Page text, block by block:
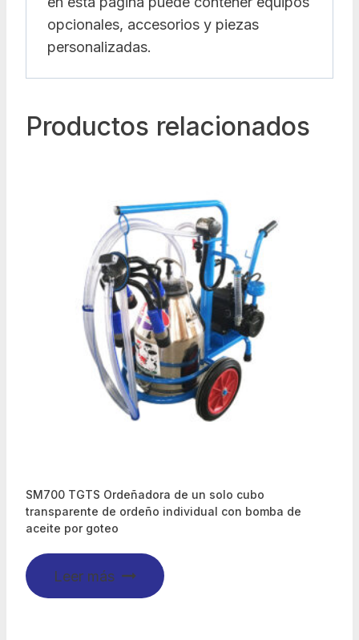
opcionales, accesorios y piezas
personalizadas.
Productos relacionados
SM700 TGTS Ordeñadora de un solo cubo
transparente de ordeño individual con bomba de
aceite por goteo
Leer más